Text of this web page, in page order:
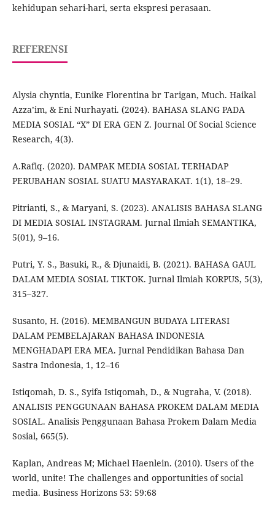
kehidupan sehari-hari, serta ekspresi perasaan.
REFERENSI
Alysia chyntia, Eunike Florentina br Tarigan, Much. Haikal
Azza’im, & Eni Nurhayati. (2024). BAHASA SLANG PADA
MEDIA SOSIAL “X” DI ERA GEN Z. Journal Of Social Science
Research, 4(3).
A.Rafiq. (2020). DAMPAK MEDIA SOSIAL TERHADAP
PERUBAHAN SOSIAL SUATU MASYARAKAT. 1(1), 18–29.
Pitrianti, S., & Maryani, S. (2023). ANALISIS BAHASA SLANG
DI MEDIA SOSIAL INSTAGRAM. Jurnal Ilmiah SEMANTIKA,
5(01), 9–16.
Putri, Y. S., Basuki, R., & Djunaidi, B. (2021). BAHASA GAUL
DALAM MEDIA SOSIAL TIKTOK. Jurnal Ilmiah KORPUS, 5(3),
315–327.
Susanto, H. (2016). MEMBANGUN BUDAYA LITERASI
DALAM PEMBELAJARAN BAHASA INDONESIA
MENGHADAPI ERA MEA. Jurnal Pendidikan Bahasa Dan
Sastra Indonesia, 1, 12–16
Istiqomah, D. S., Syifa Istiqomah, D., & Nugraha, V. (2018).
ANALISIS PENGGUNAAN BAHASA PROKEM DALAM MEDIA
SOSIAL. Analisis Penggunaan Bahasa Prokem Dalam Media
Sosial, 665(5).
Kaplan, Andreas M; Michael Haenlein. (2010). Users of the
world, unite! The challenges and opportunities of social
media. Business Horizons 53: 59:68